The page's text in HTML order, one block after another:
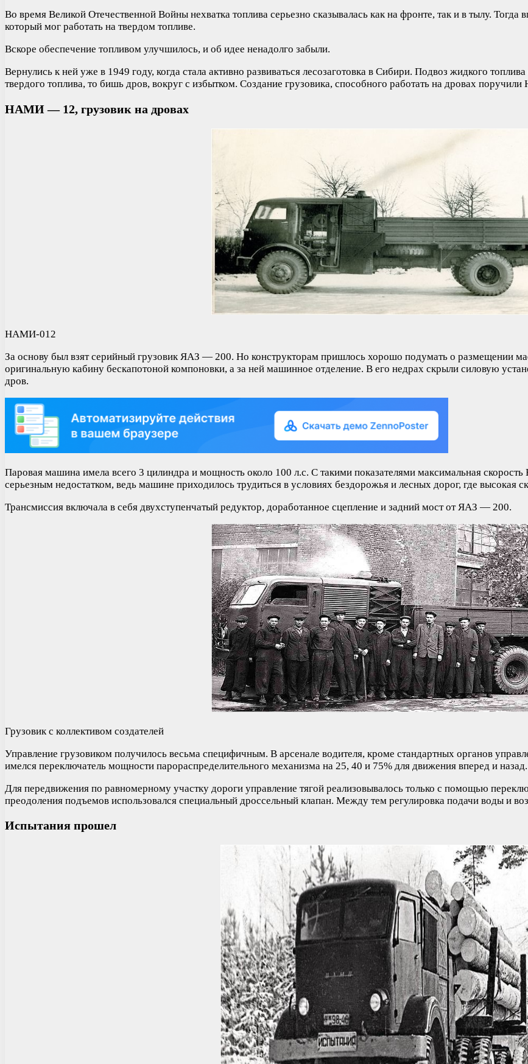
Во время Великой Отечественной Войны нехватка топлива серьезно сказывалась как на фронте, так и в тылу. Тогда
который мог работать на твердом топливе.
Вскоре обеспечение топливом улучшилось, и об идее ненадолго забыли.
Вернулись к ней уже в 1949 году, когда стала активно развиваться лесозаготовка в Сибири. Подвоз жидкого
твердого топлива, то бишь дров, вокруг с избытком. Создание грузовика, способного работать на дровах
НАМИ — 12, грузовик на дровах
НАМИ-012
За основу был взят серийный грузовик ЯАЗ — 200. Но конструкторам пришлось хорошо подумать о размещении
оригинальную кабину бескапотоной компоновки, а за ней машинное отделение. В его недрах скрыли силовую
дров.
Паровая машина имела всего 3 цилиндра и мощность около 100 л.с. С такими показателями максимальная
серьезным недостатком, ведь машине приходилось трудиться в условиях бездорожья и лесных дорог, где высокая
Трансмиссия включала в себя двухступенчатый редуктор, доработанное сцепление и задний мост от ЯАЗ — 200.
Грузовик с коллективом создателей
Управление грузовиком получилось весьма специфичным. В арсенале водителя, кроме стандартных органов
имелся переключатель мощности парораспределительного механизма на 25, 40 и 75% для движения вперед и назад.
Для передвижения по равномерному участку дороги управление тягой реализовывалось только с помощью
преодоления подъемов использовался специальный дроссельный клапан. Между тем регулировка подачи воды и
Испытания прошел